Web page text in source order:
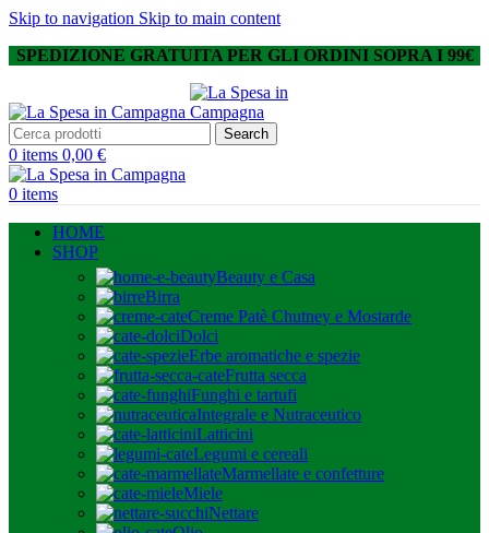
Skip to navigation Skip to main content
SPEDIZIONE GRATUITA PER GLI ORDINI SOPRA I 99€
Search
0 items 0,00 €
0 items
HOME
SHOP
Beauty e Casa
Birra
Creme Patè Chutney e Mostarde
Dolci
Erbe aromatiche e spezie
Frutta secca
Funghi e tartufi
Integrale e Nutraceutico
Latticini
Legumi e cereali
Marmellate e confetture
Miele
Nettare